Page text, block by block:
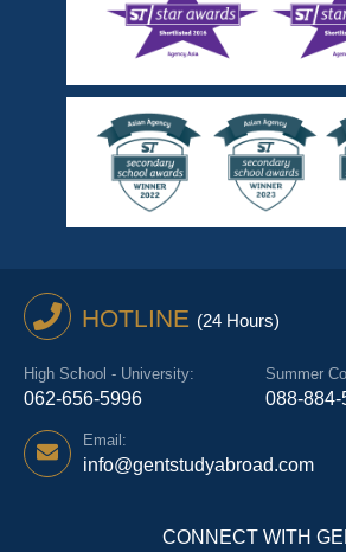
HOTLINE (24 Hours)
High School - University:
062-656-5996
Summer
088-884-
Email:
info@gentstudyabroad.com
CONNECT WITH